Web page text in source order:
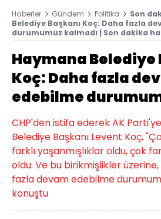
Haberler Gündem Politika
Son
Belediye Başkanı Koç: Daha fazla
durumumuz kalmadı | Son dakika
Haymana Belediye
Koç: Daha fazla
edebilme
CHP'den istifa ederek AK
Belediye Başkanı Levent Koç,
farklı yaşanmışlıklar oldu, çok
oldu. Ve bu birikmişlikler
fazla devam edebilme
konuştu